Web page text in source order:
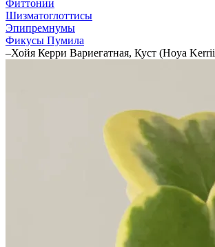
Фиттонии
Шизматоглоттисы
Эпипремнумы
Фикусы Пумила
–Хойя Керри Вариегатная, Куст (Hoya